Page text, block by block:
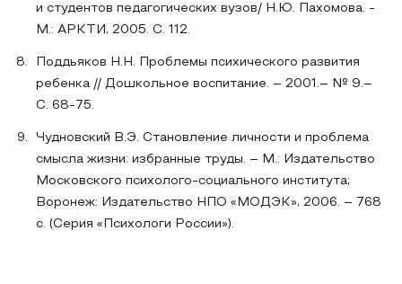
и студентов педагогических вузов/ Н.Ю. Пахомова. -
М.: АРКТИ, 2005. С. 112.
Поддьяков Н.Н. Проблемы психического развития
ребенка // Дошкольное воспитание. – 2001.– № 9.–
С. 68-75.
Чудновский В.Э. Становление личности и проблема
смысла жизни: избранные труды. – М.: Издательство
Московского психолого-социального института;
Воронеж: Издательство НПО «МОДЭК», 2006. – 768
с. (Серия «Психологи России»).